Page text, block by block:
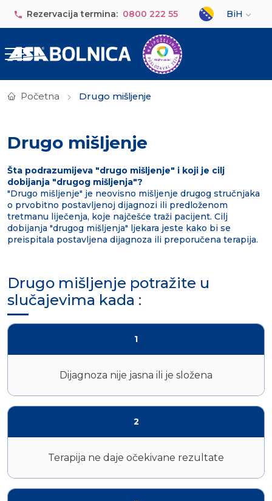
Rezervacija termina: 0800 222 55
Select your
BiH
Početna Drugo mišljenje
Drugo mišljenje
Šta podrazumijeva "drugo mišljenje" i koji je cilj
dobijanja "drugog mišljenja"?
"Drugo mišljenje" je neovisno mišljenje drugog stručnjaka
o prvobitno postavljenoj dijagnozi ili predloženom
tretmanu liječenja, koje najčešće traži pacijent. Cilj
dobijanja "drugog mišljenja" ljekara jeste kako bi se
preispitala postavljena dijagnoza ili preporučena terapija.
Drugo mišljenje potražite u
slučajevima kada :
1
Dijagnoza nije jasna ili je složena
2
Terapija ne daje očekivane rezultate